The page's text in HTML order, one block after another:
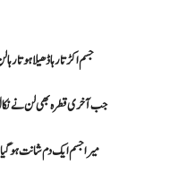
جسم اکڑتا رہا ڈھیلا ہوتا
جب آخری قطرہ بھی لن نے
میرا جسم ایک دم شانت ہو گیا